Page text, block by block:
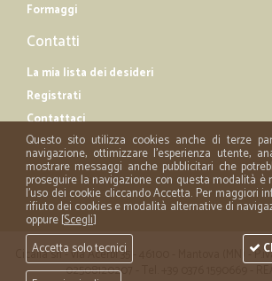
Formaggi
Contatti
La mia lista dei desideri
Registrati
Contattaci
Cicalia srl - via Acerbi 35 - 46100 - Mantova (MN) -
02508120207 - Tel. +39 0376 1590669 -
Questo sito utilizza cookies anche di terze
navigazione, ottimizzare l'esperienza utente,
mostrare messaggi anche pubblicitari che
proseguire la navigazione con questa modalità è
l'uso dei cookie cliccando Accetta. Per maggiori
rifiuto dei cookies e modalità alternative di
oppure [Scegli]
Accetta solo tecnici